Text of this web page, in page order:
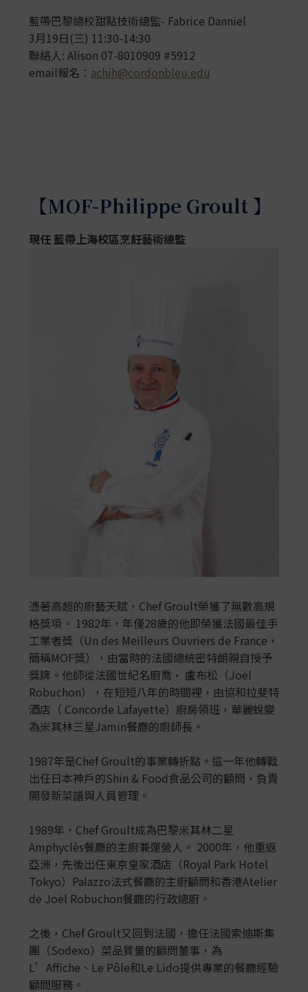
藍帶巴黎總校甜點技術總監- Fabrice Danniel
3月19日(三) 11:30-14:30
聯絡人: Alison 07-8010909 #5912
email報名： achih@cordonbleu.edu
【MOF-Philippe Groult 】
現任藍帶上海校區烹飪藝術總監
憑著高超的廚藝天賦，Chef Groult榮獲了無數高規
格獎項。 1982年，年僅28歲的他即榮獲法國最佳手
工業者獎（Un des Meil​leurs Ouvriers de France，
簡稱MOF獎），由當時的法國總統密特朗親自授予
獎牌。他師從法國世紀名廚喬• 盧布松（Joël
Robuchon），在短短八年的時間裡，由協和拉斐特
酒店（ Concorde Lafayette）廚房領班，華麗蛻變
為米其林三星Jamin餐廳的廚師長。
1987年是Chef Groult的事業轉折點。這一年他轉戰
出任日本神戶的Shin & Food食品公司的顧問，負責
開發新菜譜與人員管理。
1989年，Chef Groult成為巴黎米其林二星
Amphyclès餐廳的主廚兼運營人。 2000年，他重返
亞洲，先後出任東京皇家酒店（Royal Park Hotel
Tokyo）Palazzo法式餐廳的主廚顧問和香港Atelier
de Joël Robuchon餐廳的行政總廚。
之後，Chef Groult又回到法國，擔任法國索迪斯集
團（Sodexo）菜品質量的顧問董事，為
L’Affiche、Le Pôle和Le Lido提供專業的餐廳經驗
顧問服務。